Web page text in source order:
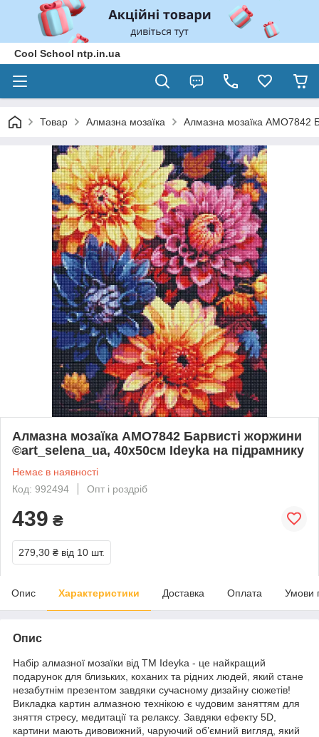
Cool School ntp.in.ua
Товар Алмазна мозаїка Алмазна мозаїка AMO7842
Алмазна мозаїка AMO7842 Барвисті жоржини
©art_selena_ua, 40х50см Ideyka на підрамнику
Немає в наявності
Код: 992494
Опт і роздріб
439 ₴
279,30 ₴ від 10 шт.
Опис Характеристики Доставка Оплата Умови
Опис
Набір алмазної мозаїки від ТМ Ideyka - це найкращий
подарунок для близьких, коханих та рідних людей, який стане
незабутнім презентом завдяки сучасному дизайну сюжетів!
Викладка картин алмазною технікою є чудовим заняттям для
зняття стресу, медитації та релаксу. Завдяки ефекту 5D,
картини мають дивовижний, чаруючий об’ємний вигляд, який